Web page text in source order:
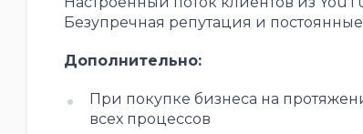
Безупречная репутация и
Дополнительно:
При покупке бизнеса на
всех процессов